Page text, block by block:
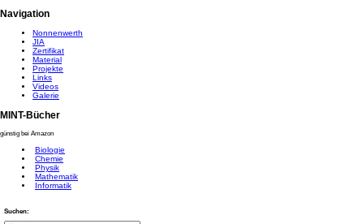
Navigation
Nonnenwerth
JIA
Zertifikat
Material
Projekte
Links
Videos
Galerie
MINT-Bücher
günstig bei Amazon
Biologie
Chemie
Physik
Mathematik
Informatik
Suchen: